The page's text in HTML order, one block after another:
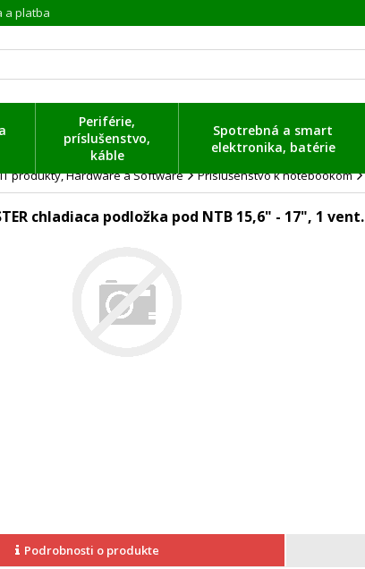
a platba
Periférie,
príslušenstvo,
káble
Spotrebná a smart
elektronika, batérie
IT produkty, Hardware a Software Príslušenstvo k notebookom
chladiaca podložka pod NTB 15,6" - 17", 1 vent.
Podrobnosti o produkte